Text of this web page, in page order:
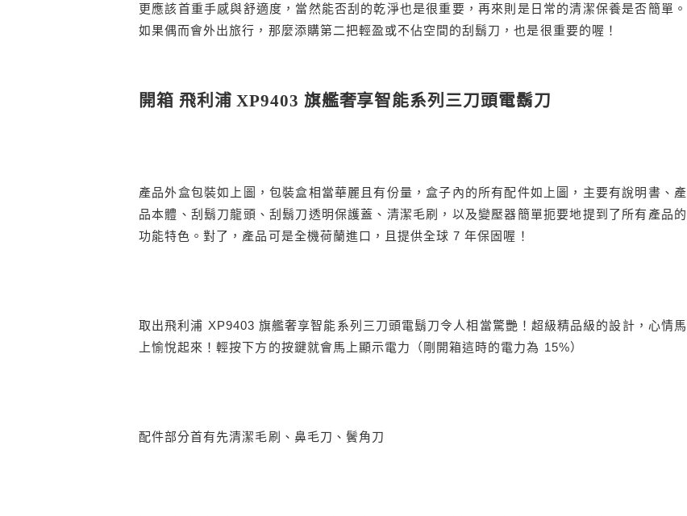
更應該首重手感與舒適度，當然能否刮的乾淨也是很重要，再來則是日常的清潔保養是否簡單。
如果偶而會外出旅行，那麼添購第二把輕盈或不佔空間的刮鬍刀，也是很重要的喔！
開箱 飛利浦 XP9403 旗艦奢享智能系列三刀頭電鬍刀
產品外盒包裝如上圖，包裝盒相當華麗且有份量，盒子內的所有配件如上圖，主要有說明書、產
品本體、刮鬍刀龍頭、刮鬍刀透明保護蓋、清潔毛刷，以及變壓器簡單扼要地提到了所有產品的
功能特色。對了，產品可是全機荷蘭進口，且提供全球 7 年保固喔！
取出飛利浦 XP9403 旗艦奢享智能系列三刀頭電鬍刀令人相當驚艷！超級精品級的設計，心情馬
上愉悅起來！輕按下方的按鍵就會馬上顯示電力（剛開箱這時的電力為 15%）
配件部分首有先清潔毛刷、鼻毛刀、鬢角刀